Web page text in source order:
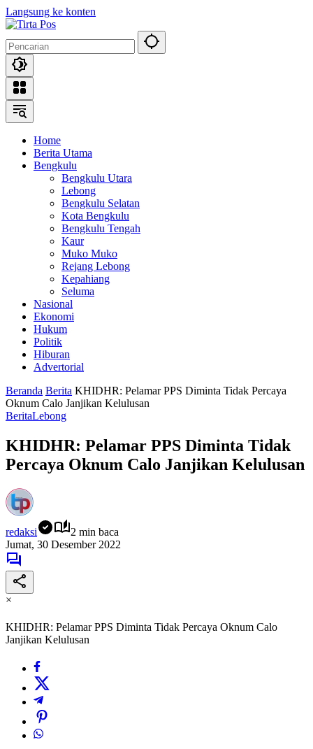
Langsung ke konten
Home
Berita Utama
Bengkulu
Bengkulu Utara
Lebong
Bengkulu Selatan
Kota Bengkulu
Bengkulu Tengah
Kaur
Muko Muko
Rejang Lebong
Kepahiang
Seluma
Nasional
Ekonomi
Hukum
Politik
Hiburan
Advertorial
Beranda Berita KHIDHR: Pelamar PPS Diminta Tidak Percaya
Oknum Calo Janjikan Kelulusan
BeritaLebong
KHIDHR: Pelamar PPS Diminta Tidak
Percaya Oknum Calo Janjikan Kelulusan
redaksi
2 min baca
Jumat, 30 Desember 2022
×
KHIDHR: Pelamar PPS Diminta Tidak Percaya Oknum Calo
Janjikan Kelulusan